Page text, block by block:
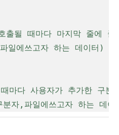
때마다 마지막 줄에 줄
에쓰고자 하는 데이터)
다 사용자가 추가한 구분
,파일에쓰고자 하는 데이